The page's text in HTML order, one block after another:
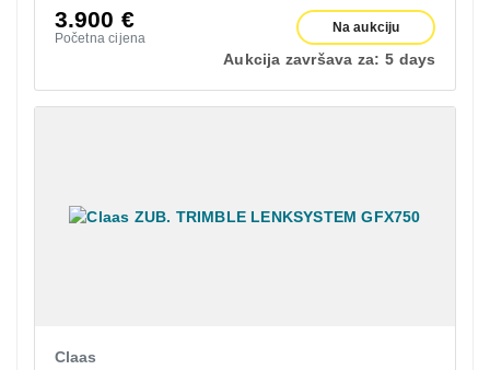
3.900 €
Početna cijena
Na aukciju
Aukcija završava za: 5 days
Claas